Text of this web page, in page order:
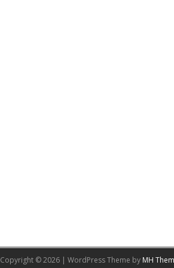
Copyright © 2026 | WordPress Theme by MH